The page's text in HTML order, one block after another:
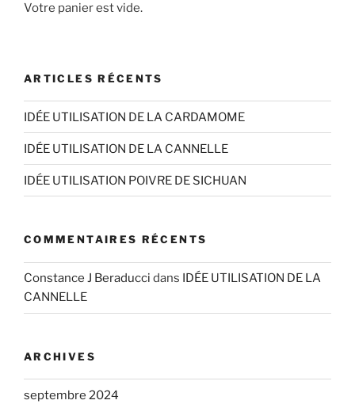
Votre panier est vide.
ARTICLES RÉCENTS
IDÉE UTILISATION DE LA CARDAMOME
IDÉE UTILISATION DE LA CANNELLE
IDÉE UTILISATION POIVRE DE SICHUAN
COMMENTAIRES RÉCENTS
Constance J Beraducci dans IDÉE UTILISATION DE LA
CANNELLE
ARCHIVES
septembre 2024